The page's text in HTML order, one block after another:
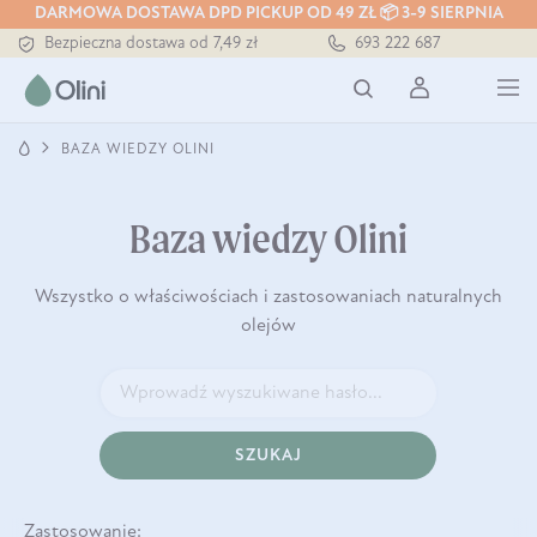
DARMOWA DOSTAWA DPD PICKUP OD 49 ZŁ 📦 3-9 SIERPNIA
Bezpieczna dostawa od 7,49 zł
Darmowa dostawa od 199 zł
Tłoczony zawsze na zimno
693 222 687
BAZA WIEDZY OLINI
Baza wiedzy Olini
Wszystko o właściwościach i zastosowaniach naturalnych
olejów
SZUKAJ
Zastosowanie: